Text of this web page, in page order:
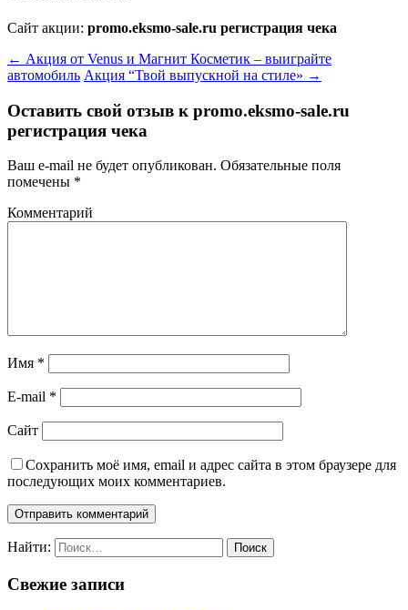
Сайт акции: promo.eksmo-sale.ru регистрация чека
← Акция от Venus и Магнит Косметик – выиграйте
автомобиль Акция “Твой выпускной на стиле» →
Оставить свой отзыв к promo.eksmo-sale.ru
регистрация чека
Ваш e-mail не будет опубликован. Обязательные поля
помечены *
Комментарий
Имя *
E-mail *
Сайт
Сохранить моё имя, email и адрес сайта в этом браузере для
последующих моих комментариев.
Найти:
Свежие записи